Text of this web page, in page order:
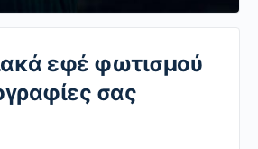
εφέ φωτισμού
σας